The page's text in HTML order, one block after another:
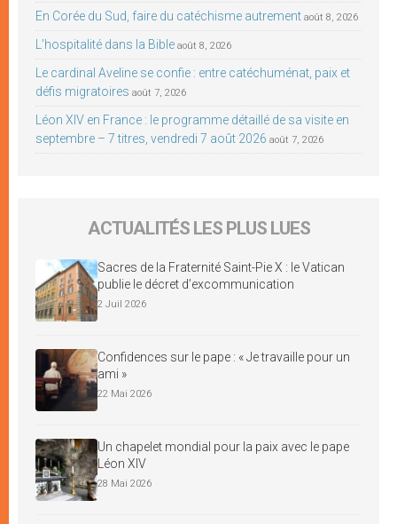
En Corée du Sud, faire du catéchisme autrement août 8, 2026
L’hospitalité dans la Bible août 8, 2026
Le cardinal Aveline se confie : entre catéchuménat, paix et
défis migratoires août 7, 2026
Léon XIV en France : le programme détaillé de sa visite en
septembre – 7 titres, vendredi 7 août 2026 août 7, 2026
ACTUALITÉS LES PLUS LUES
Sacres de la Fraternité Saint-Pie X : le Vatican
publie le décret d’excommunication
2 Juil 2026
Confidences sur le pape : « Je travaille pour un
ami »
22 Mai 2026
Un chapelet mondial pour la paix avec le pape
Léon XIV
28 Mai 2026